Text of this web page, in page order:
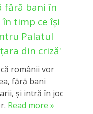
fără bani în
în timp ce își
Palatul
din criză'
românii vor
fără bani
și intră în joc
Read more »